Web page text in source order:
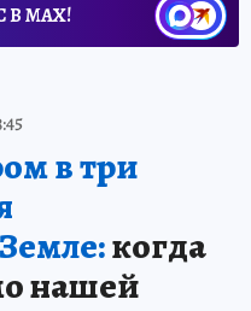
В МАХ!
в три
когда
нашей